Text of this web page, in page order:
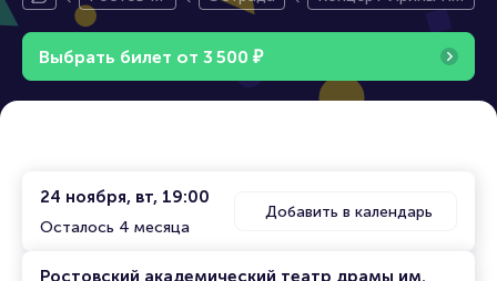
а-Дону
Выбрать билет от 3 500 ₽
24 ноября, вт, 19:00
Осталось 4 месяца
Добавить в календарь
Ростовский академический театр драмы им.